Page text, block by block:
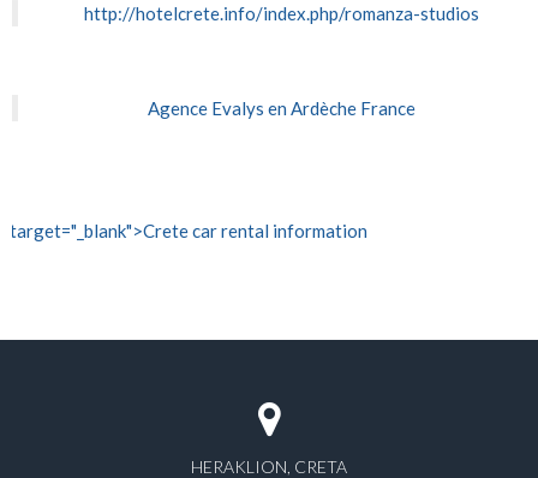
http://hotelcrete.info/index.php/romanza-studios
Agence Evalys en Ardèche France
" target="_blank">Crete car rental information
HERAKLION, CRETA